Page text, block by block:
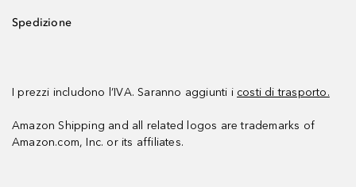
Spedizione
I prezzi includono l’IVA. Saranno aggiunti i costi di trasporto.
Amazon Shipping and all related logos are trademarks of
Amazon.com, Inc. or its affiliates.